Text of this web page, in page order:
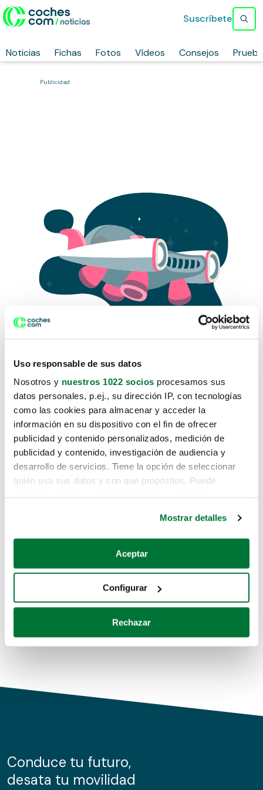
Uso responsable de sus datos
Nosotros y nuestros 1022 socios procesamos sus
datos personales, p.ej., su dirección IP, con tecnologías
como las cookies para almacenar y acceder la
información en su dispositivo con el fin de ofrecer
publicidad y contenido personalizados, medición de
publicidad y contenido, investigación de audiencia y
desarrollo de servicios. Tiene la opción de seleccionar
quién usa sus datos y con qué propósitos. Puede
Si lo permite, también quisiéramos:
Recopilar información sobre su ubicación geográfica
Identificar su dispositivo analizándolo activamente
para buscar características específicas (huellas
Obtenga más información sobre cómo se procesan sus
de cookies.
información sobre el uso que haga del sitio web con
nuestros partners de redes sociales, publicidad y análisis
Mostrar detalles
Aceptar
Configurar
Rechazar
Noticias Fichas Fotos Vídeos Consejos
Suscríbete
Publicidad
Lo sentimos, no sabemos como
te hemos traido hasta aquí.
Pero puedes encontrar el coche que estás
buscando en alguno de estos enlaces:
Coches de segunda mano
Coches de km0
Conduce tu futuro,
desata tu movilidad